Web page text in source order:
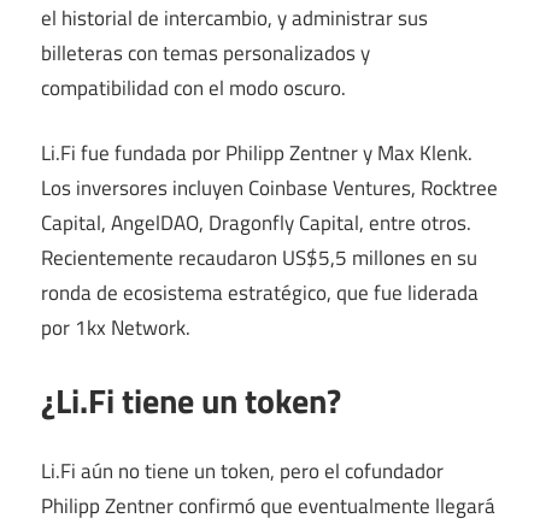
el historial de intercambio, y administrar sus
billeteras con temas personalizados y
compatibilidad con el modo oscuro.
Li.Fi fue fundada por Philipp Zentner y Max Klenk.
Los inversores incluyen Coinbase Ventures, Rocktree
Capital, AngelDAO, Dragonfly Capital, entre otros.
Recientemente recaudaron US$5,5 millones en su
ronda de ecosistema estratégico, que fue liderada
por 1kx Network.
¿Li.Fi tiene un token?
Li.Fi aún no tiene un token, pero el cofundador
Philipp Zentner confirmó que eventualmente llegará